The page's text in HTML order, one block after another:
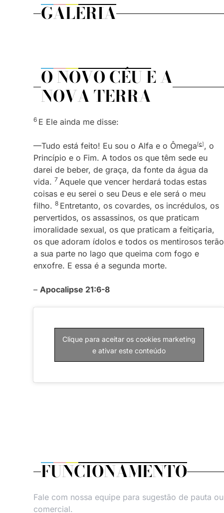
GALERIA
O NOVO CÉU E A
NOVA TERRA
6 E Ele ainda me disse:
—Tudo está feito! Eu sou o Alfa e o Ômega[c], o
Princípio e o Fim. A todos os que têm sede eu
darei de beber, de graça, da fonte da água da
vida. 7 Aquele que vencer herdará todas estas
coisas e eu serei o seu Deus e ele será o meu
filho. 8 Entretanto, os covardes, os incrédulos, os
pervertidos, os assassinos, os que praticam
imoralidade sexual, os que praticam a feitiçaria,
os que adoram ídolos e todos os mentirosos terão
a sua parte no lago que queima com fogo e
enxofre. E essa é a segunda morte.
– Apocalipse 21:6-8
Clique para aceitar os cookies marketing
e ativar este conteúdo
FUNCIONAMENTO
Fale com nossa equipe para sugestão de pauta ou
comercial.